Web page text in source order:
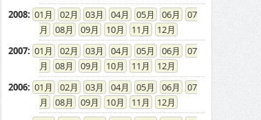
2008: 01 02 03 04 05 06
07
08
09 10 11
12
2007: 01 02 03 04 05 06
07
08
09 10 11
12
2006: 01 02 03 04 05 06
07
08
09 10 11
12